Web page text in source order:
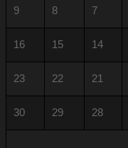
7
8
9
14
15
16
21
22
23
28
29
30